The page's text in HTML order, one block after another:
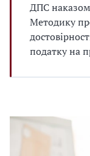
ДПС
Методику
податку на